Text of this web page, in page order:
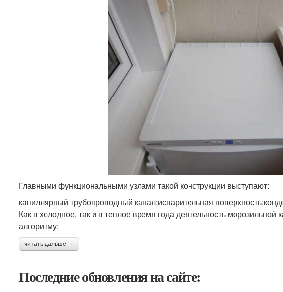
Главными функциональными узлами такой конструкции выступают:
капиллярный трубопроводный канал;испарительная
Как в холодное, так и в теплое время года деятельность
алгоритму:
читать дальше →
Последние обновления на сайте: